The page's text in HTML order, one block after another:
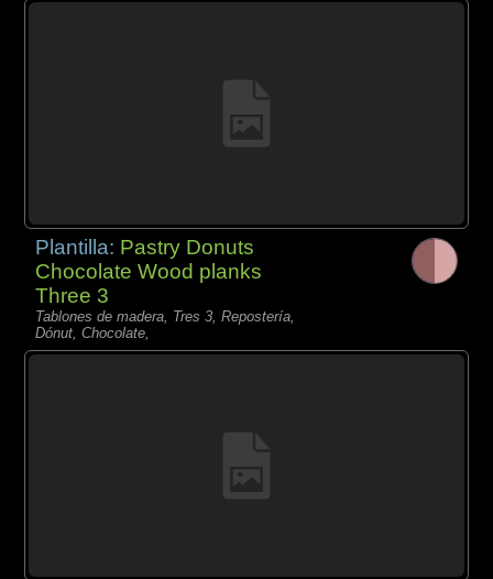
Plantilla: Pastry Donuts
Chocolate Wood planks
Three 3
Tablones de madera, Tres 3, Repostería,
Dónut, Chocolate,